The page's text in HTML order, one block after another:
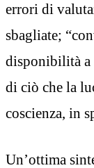
errori di
sbagliate;
disponibilità a
di ciò che la
coscienza, in
Un’ottima